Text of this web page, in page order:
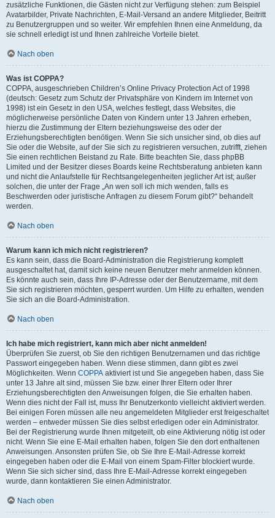
zusätzliche Funktionen, die Gästen nicht zur Verfügung stehen: zum Beispiel
Avatarbilder, Private Nachrichten, E-Mail-Versand an andere Mitglieder, Beitritt
zu Benutzergruppen und so weiter. Wir empfehlen Ihnen eine Anmeldung, da
sie schnell erledigt ist und Ihnen zahlreiche Vorteile bietet.
Nach oben
Was ist COPPA?
COPPA, ausgeschrieben Children’s Online Privacy Protection Act of 1998
(deutsch: Gesetz zum Schutz der Privatsphäre von Kindern im Internet von
1998) ist ein Gesetz in den USA, welches festlegt, dass Websites, die
möglicherweise persönliche Daten von Kindern unter 13 Jahren erheben,
hierzu die Zustimmung der Eltern beziehungsweise des oder der
Erziehungsberechtigten benötigen. Wenn Sie sich unsicher sind, ob dies auf
Sie oder die Website, auf der Sie sich zu registrieren versuchen, zutrifft, ziehen
Sie einen rechtlichen Beistand zu Rate. Bitte beachten Sie, dass phpBB
Limited und der Besitzer dieses Boards keine Rechtsberatung anbieten kann
und nicht die Anlaufstelle für Rechtsangelegenheiten jeglicher Art ist; außer
solchen, die unter der Frage „An wen soll ich mich wenden, falls es
Beschwerden oder juristische Anfragen zu diesem Forum gibt?“ behandelt
werden.
Nach oben
Warum kann ich mich nicht registrieren?
Es kann sein, dass die Board-Administration die Registrierung komplett
ausgeschaltet hat, damit sich keine neuen Benutzer mehr anmelden können.
Es könnte auch sein, dass Ihre IP-Adresse oder der Benutzername, mit dem
Sie sich registrieren möchten, gesperrt wurden. Um Hilfe zu erhalten, wenden
Sie sich an die Board-Administration.
Nach oben
Ich habe mich registriert, kann mich aber nicht anmelden!
Überprüfen Sie zuerst, ob Sie den richtigen Benutzernamen und das richtige
Passwort eingegeben haben. Wenn diese stimmen, dann gibt es zwei
Möglichkeiten. Wenn COPPA aktiviert ist und Sie angegeben haben, dass Sie
unter 13 Jahre alt sind, müssen Sie bzw. einer Ihrer Eltern oder Ihrer
Erziehungsberechtigten den Anweisungen folgen, die Sie erhalten haben.
Wenn dies nicht der Fall ist, muss Ihr Benutzerkonto vielleicht aktiviert werden.
Bei einigen Foren müssen alle neu angemeldeten Mitglieder erst freigeschaltet
werden – entweder müssen Sie dies selbst erledigen oder ein Administrator.
Bei der Registrierung wurde Ihnen mitgeteilt, ob eine Aktivierung nötig ist oder
nicht. Wenn Sie eine E-Mail erhalten haben, folgen Sie den dort enthaltenen
Anweisungen. Ansonsten prüfen Sie, ob Sie Ihre E-Mail-Adresse korrekt
eingegeben haben oder die E-Mail von einem Spam-Filter blockiert wurde.
Wenn Sie sich sicher sind, dass Ihre E-Mail-Adresse korrekt eingegeben
wurde, dann kontaktieren Sie einen Administrator.
Nach oben